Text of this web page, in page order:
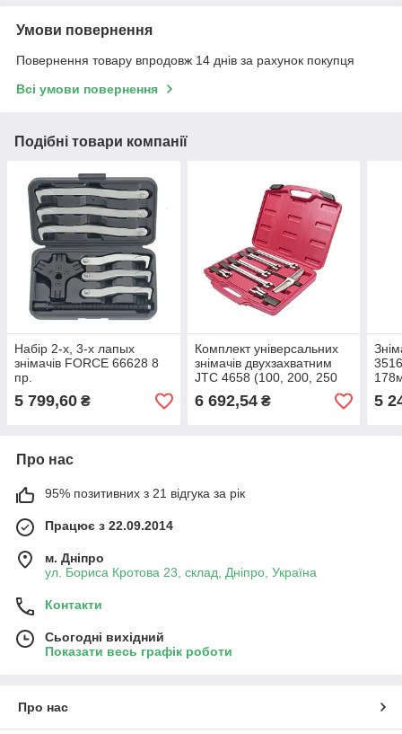
Умови повернення
Повернення товару впродовж 14 днів за рахунок покупця
Всі умови повернення
Подібні товари компанії
Набір 2-х, 3-х лапых
знімачів FORCE 66628 8
пр.
5 799,60 ₴
Комплект універсальних
знімачів двухзахватним
JTC 4658 (100, 200, 250
мм)
6 692,54₴ 5
Про нас
95% позитивних з 21 відгука за рік
Працює з 22.09.2014
м. Дніпро
ул. Бориса Кротова 23, склад, Дніпро, Україна
Контакти
Сьогодні вихідний
Показати весь графік роботи
Про нас